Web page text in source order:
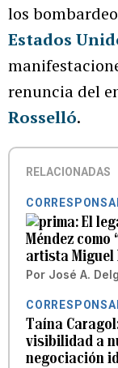
los
Estados
renuncia del
Rosselló.
RELACIONADAS
El
Méndez
artista Miguel
Por José A.
Taína
visibilidad a
negociación